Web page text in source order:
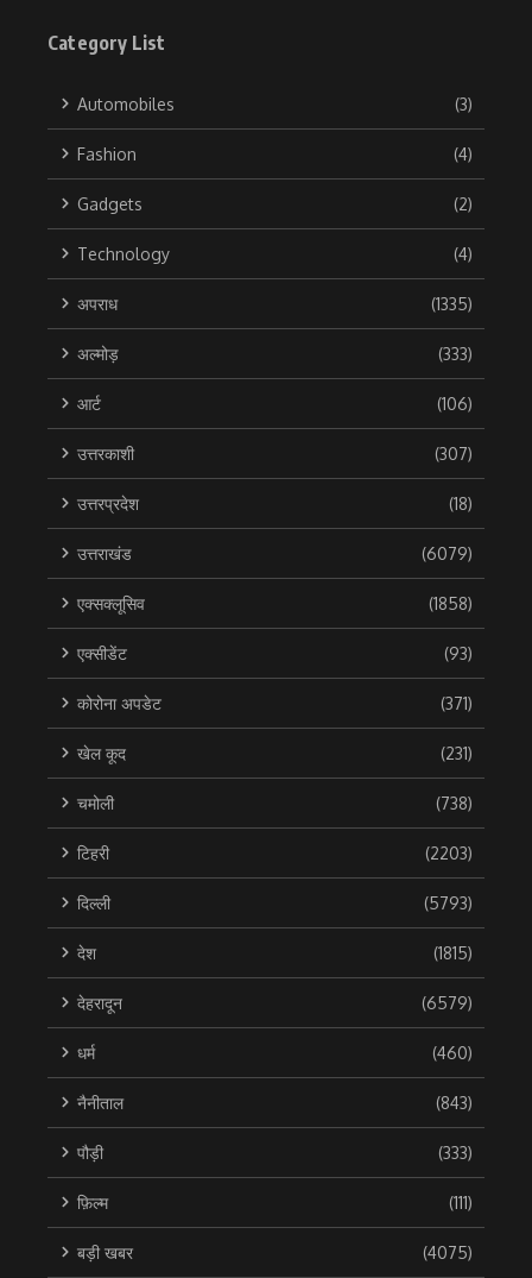
Category List
Automobiles (3)
Fashion (4)
Gadgets (2)
Technology (4)
अपराध (1335)
अल्मोड़ (333)
आर्ट (106)
उत्तरकाशी (307)
उत्तरप्रदेश (18)
उत्तराखंड (6079)
एक्सक्लूसिव (1858)
एक्सीडेंट (93)
कोरोना अपडेट (371)
खेल कूद (231)
चमोली (738)
टिहरी (2203)
दिल्ली (5793)
देश (1815)
देहरादून (6579)
धर्म (460)
नैनीताल (843)
पौड़ी (333)
फ़िल्म (111)
बड़ी खबर (4075)